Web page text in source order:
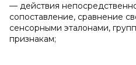
— действия
сопоставление, сравнение
сенсорными эталонами,
признакам;